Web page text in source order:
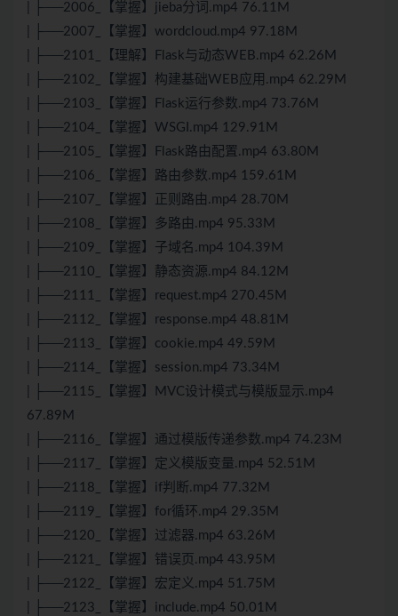
| ├──2006_【掌握】jieba分词.mp4 76.11M
| ├──2007_【掌握】wordcloud.mp4 97.18M
| ├──2101_【理解】Flask与动态WEB.mp4 62.26M
| ├──2102_【掌握】构建基础WEB应用.mp4 62.29M
| ├──2103_【掌握】Flask运行参数.mp4 73.76M
| ├──2104_【掌握】WSGI.mp4 129.91M
| ├──2105_【掌握】Flask路由配置.mp4 63.80M
| ├──2106_【掌握】路由参数.mp4 159.61M
| ├──2107_【掌握】正则路由.mp4 28.70M
| ├──2108_【掌握】多路由.mp4 95.33M
| ├──2109_【掌握】子域名.mp4 104.39M
| ├──2110_【掌握】静态资源.mp4 84.12M
| ├──2111_【掌握】request.mp4 270.45M
| ├──2112_【掌握】response.mp4 48.81M
| ├──2113_【掌握】cookie.mp4 49.59M
| ├──2114_【掌握】session.mp4 73.34M
| ├──2115_【掌握】MVC设计模式与模版显示.mp4
67.89M
| ├──2116_【掌握】通过模版传递参数.mp4 74.23M
| ├──2117_【掌握】定义模版变量.mp4 52.51M
| ├──2118_【掌握】if判断.mp4 77.32M
| ├──2119_【掌握】for循环.mp4 29.35M
| ├──2120_【掌握】过滤器.mp4 63.26M
| ├──2121_【掌握】错误页.mp4 43.95M
| ├──2122_【掌握】宏定义.mp4 51.75M
| ├──2123_【掌握】include.mp4 50.01M